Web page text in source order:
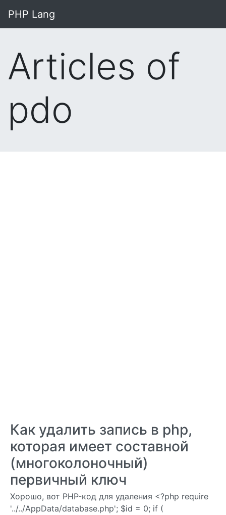
PHP Lang
Articles of
pdo
Как удалить запись в php,
которая имеет составной
(многоколоночный)
первичный ключ
Хорошо, вот PHP-код для удаления <?php require
'../../AppData/database.php'; $id = 0; if (